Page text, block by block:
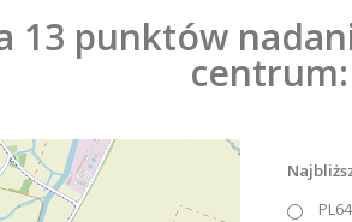
13 punktów
centrum: